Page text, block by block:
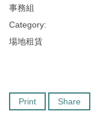
事務組
Category:
場地租賃
Print Share